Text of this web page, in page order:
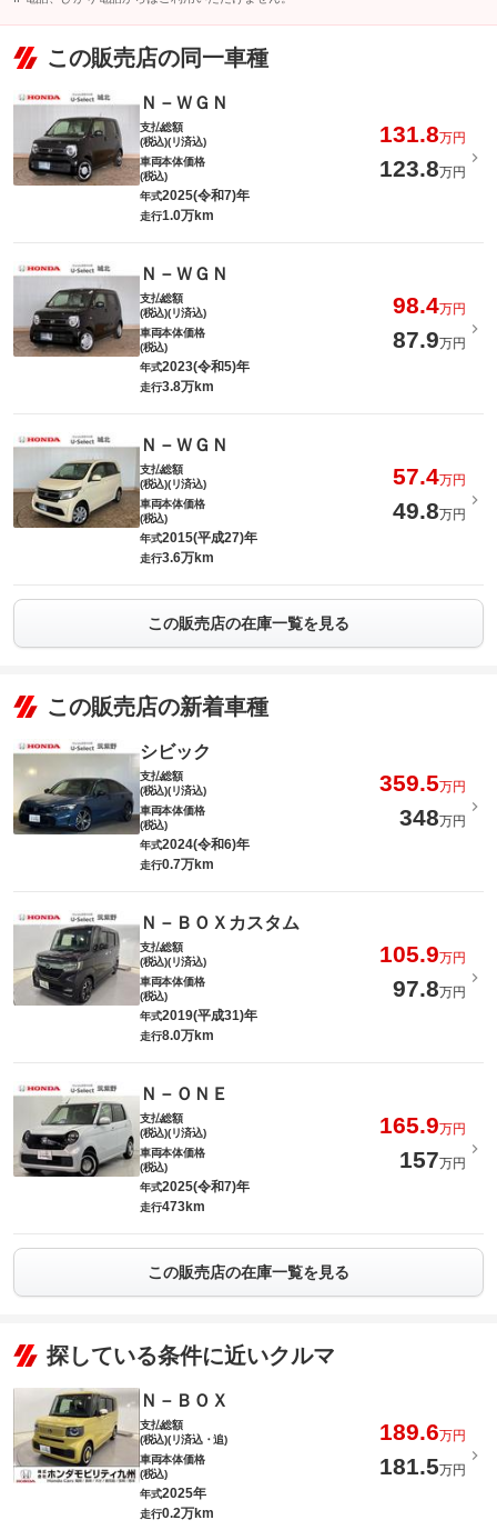
この販売店の同一車種
Ｎ－ＷＧＮ
支払総額
(税込)(リ済込)
131.8万円
車両本体価格
(税込)
123.8万円
年式2025(令和7)年
走行1.0万km
Ｎ－ＷＧＮ
支払総額
(税込)(リ済込)
98.4万円
車両本体価格
(税込)
87.9万円
年式2023(令和5)年
走行3.8万km
Ｎ－ＷＧＮ
支払総額
(税込)(リ済込)
57.4万円
車両本体価格
(税込)
49.8万円
年式2015(平成27)年
走行3.6万km
この販売店の在庫一覧を見る
この販売店の新着車種
シビック
支払総額
(税込)(リ済込)
359.5万円
車両本体価格
(税込)
348万円
年式2024(令和6)年
走行0.7万km
Ｎ－ＢＯＸカスタム
支払総額
(税込)(リ済込)
105.9万円
車両本体価格
(税込)
97.8万円
年式2019(平成31)年
走行8.0万km
Ｎ－ＯＮＥ
支払総額
(税込)(リ済込)
165.9万円
車両本体価格
(税込)
157万円
年式2025(令和7)年
走行473km
この販売店の在庫一覧を見る
探している条件に近いクルマ
Ｎ－ＢＯＸ
支払総額
(税込)(リ済込・追)
189.6万円
車両本体価格
(税込)
181.5万円
年式2025年
走行0.2万km